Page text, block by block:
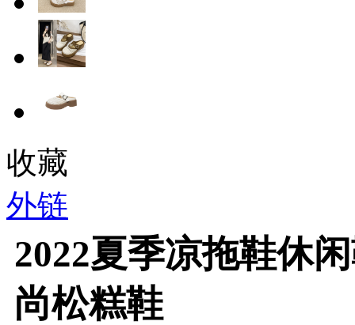
收藏
外链
2022夏季凉拖鞋休
尚松糕鞋